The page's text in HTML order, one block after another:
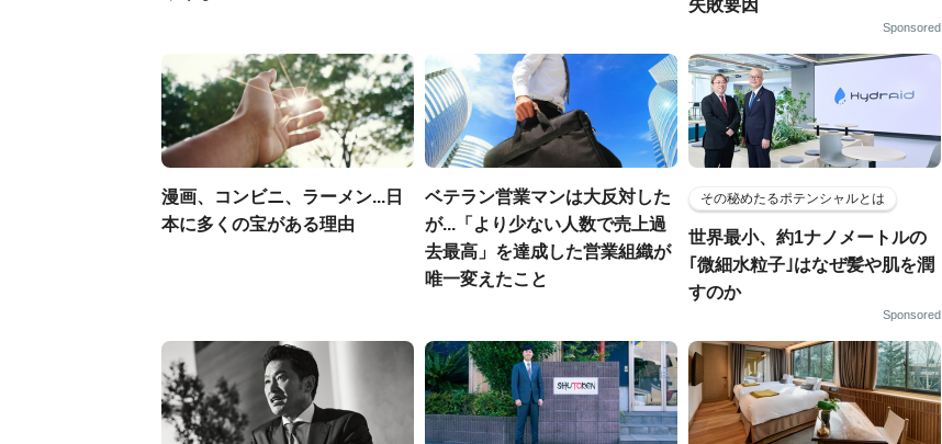
失敗要因
Sponsored
漫画、コンビニ、ラーメン...日
本に多くの宝がある理由
ベテラン営業マンは大反対した
が...「より少ない人数で売上過
去最高」を達成した営業組織が
唯一変えたこと
その秘めたるポテンシャルとは
世界最小、約1ナノメートルの
｢微細水粒子｣はなぜ髪や肌を潤
すのか
Sponsored